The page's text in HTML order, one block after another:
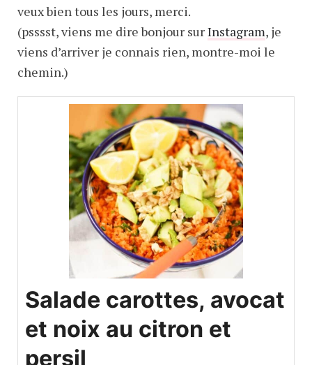
veux bien tous les jours, merci.
(psssst, viens me dire bonjour surInstagram, je
viens d’arriver je connais rien, montre-moi le
chemin.)
Salade carottes, avocat
et noix au citron et
persil